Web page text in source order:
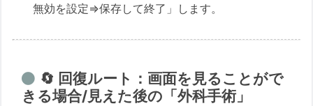
無効を設定⇒保存して終了」します。
🔄 回復ルート：画面を見ることがで
きる場合/見えた後の「外科手術」